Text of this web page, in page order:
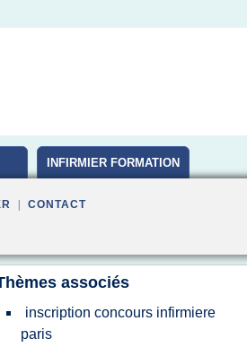
INFIRMIER FORMATION
CONTACT
associés
inscription concours infirmiere
paris